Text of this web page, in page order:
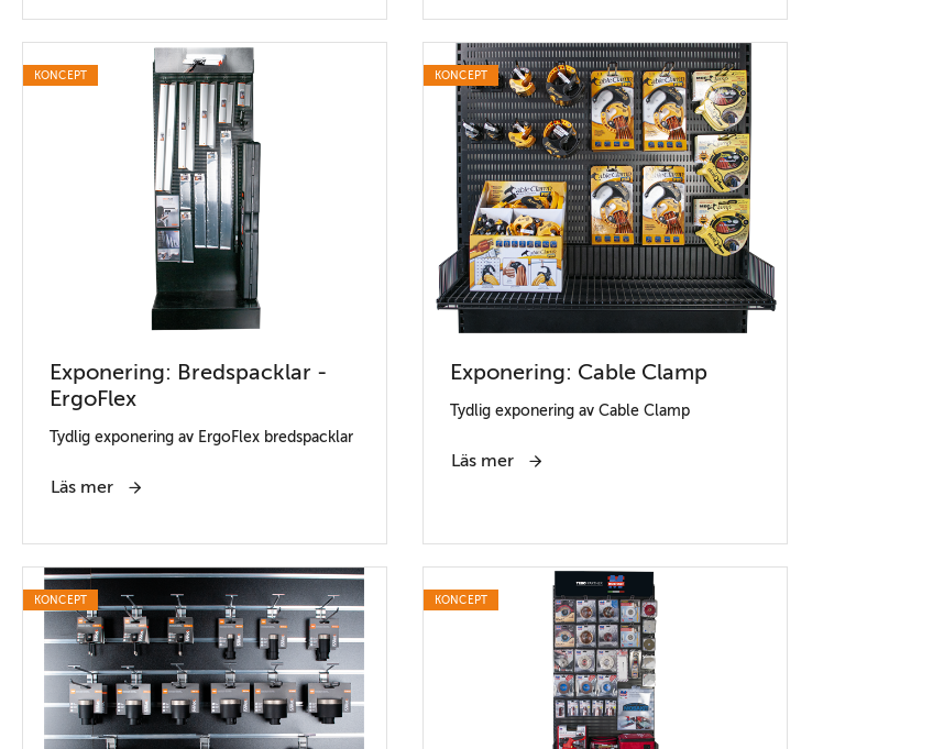
KONCEPT
Exponering: Bredspacklar -
ErgoFlex
Tydlig exponering av ErgoFlex bredspacklar
Läs mer
KONCEPT
Exponering: Cable Clamp
Tydlig exponering av Cable Clamp
Läs mer
KONCEPT KONCEPT